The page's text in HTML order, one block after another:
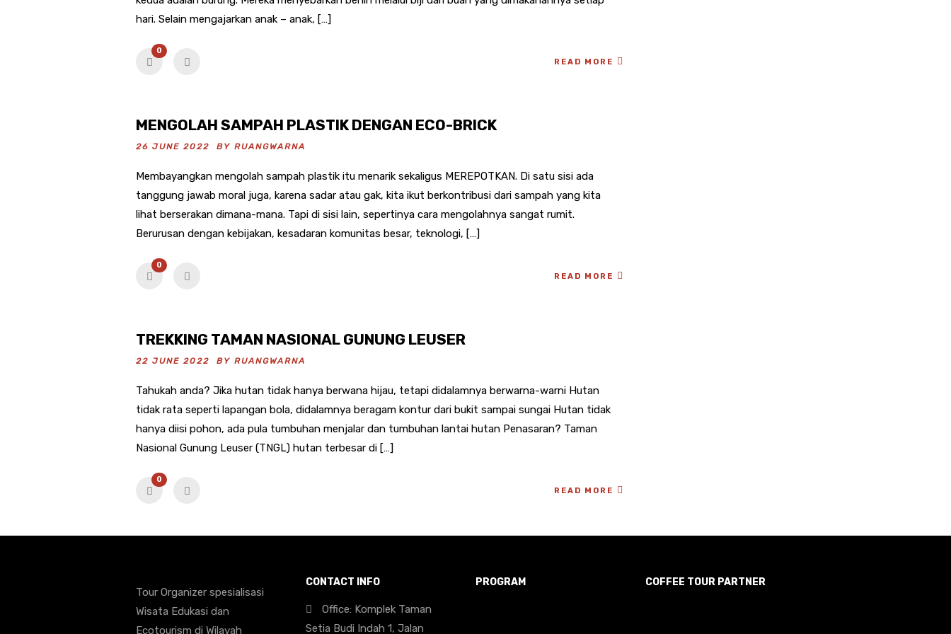
hari. Selain mengajarkan anak – anak, […]
0
READ MORE
MENGOLAH SAMPAH PLASTIK DENGAN ECO-BRICK
26 JUNE 2022 BY RUANGWARNA
Membayangkan mengolah sampah plastik itu menarik sekaligus MEREPOTKAN. Di satu sisi ada
tanggung jawab moral juga, karena sadar atau gak, kita ikut berkontribusi dari sampah yang kita
lihat berserakan dimana-mana. Tapi di sisi lain, sepertinya cara mengolahnya sangat rumit.
Berurusan dengan kebijakan, kesadaran komunitas besar, teknologi, […]
0
READ MORE
TREKKING TAMAN NASIONAL GUNUNG LEUSER
22 JUNE 2022 BY RUANGWARNA
Tahukah anda? Jika hutan tidak hanya berwana hijau, tetapi didalamnya berwarna-warni Hutan
tidak rata seperti lapangan bola, didalamnya beragam kontur dari bukit sampai sungai Hutan tidak
hanya diisi pohon, ada pula tumbuhan menjalar dan tumbuhan lantai hutan Penasaran? Taman
Nasional Gunung Leuser (TNGL) hutan terbesar di […]
0
READ MORE
Tour Organizer spesialisasi
Wisata Edukasi dan
Ecotourism di Wilayah
CONTACT INFO
Office: Komplek Taman
Setia Budi Indah 1, Jalan
PROGRAM COFFEE TOUR PARTNER